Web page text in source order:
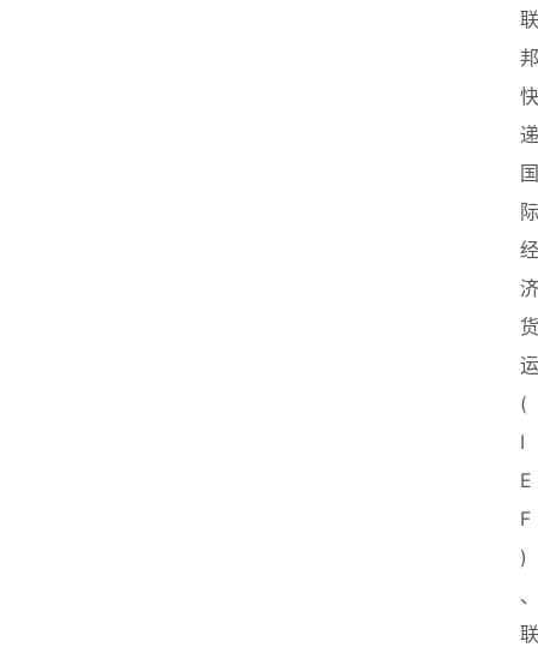
联
邦
快
递
国
际
经
济
货
运
(
I
E
F
)
、
联